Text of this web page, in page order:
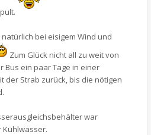
bei eisigem Wind und
Zum Glück nicht all zu weit von
Bus ein paar Tage in einer
der Strab zurück, bis die nötigen
war
Kühlwasser.